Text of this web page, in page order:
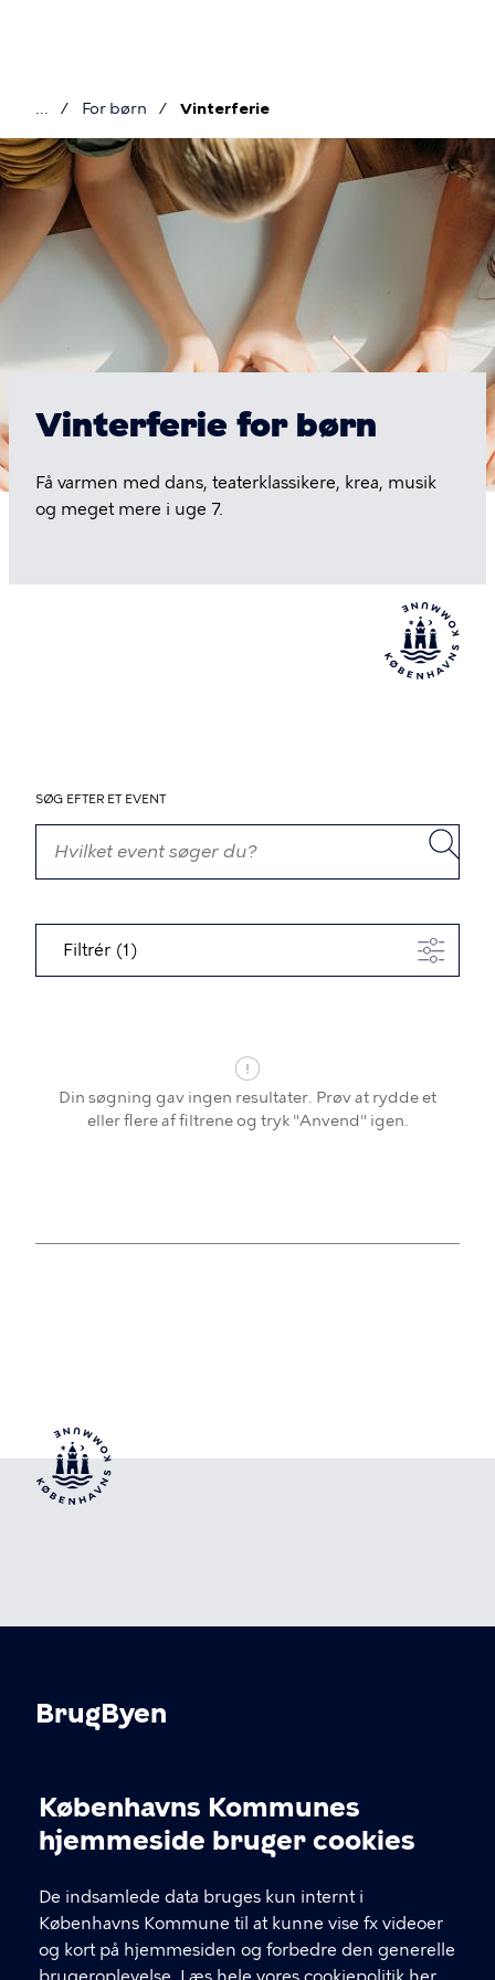
Cookieindstillinger
Københavns Kommunes
hjemmeside bruger cookies
De indsamlede data bruges kun internt i
Københavns Kommune til at kunne vise fx videoer
og kort på hjemmesiden og forbedre den generelle
Brødkrumme
For børn Vinterferie
Vinterferie
Vinterferie for børn
Få varmen med dans, teaterklassikere, krea, musik
og meget mere i uge 7.
SØG EFTER ET EVENT
Filtrér (1)
Din søgning gav ingen resultater. Prøv at rydde et
eller flere af filtrene og tryk "Anvend" igen.
BrugByen
KONTAKT
Nyropsgade 1, 3. sal, 1602 København V
brugbyen@kk.dk